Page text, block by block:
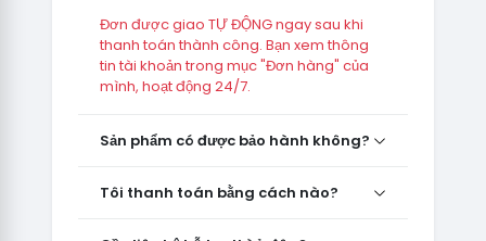
Đơn được giao TỰ ĐỘNG ngay sau khi
thanh toán thành công. Bạn xem thông
tin tài khoản trong mục "Đơn hàng" của
mình, hoạt động 24/7.
Sản phẩm có được bảo hành không?
Tôi thanh toán bằng cách nào?